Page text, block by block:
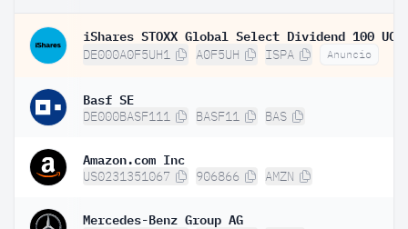
DE000A0F5UH1 A0F5UH ISPA Anuncio
Basf SE
DE000BASF111 BASF11 BAS
Amazon.com Inc
US0231351067 906866 AMZN
Mercedes-Benz Group AG